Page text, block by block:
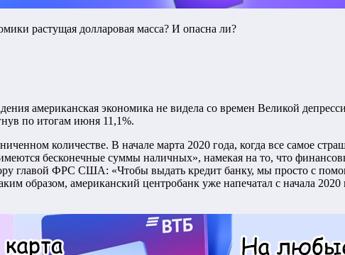
растущая долларовая масса? И опасна ли?
американская экономика не видела со времен Великой
по итогам июня 11,1%.
количестве. В начале марта 2020 года, когда все самое
бесконечные суммы наличных», намекая на то, что
главой ФРС США: «Чтобы выдать кредит банку, мы просто с
образом, американский центробанк уже напечатал с начала 2020